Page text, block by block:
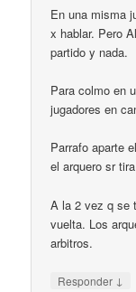
En una misma
x hablar. Pero
partido y nada.
Para colmo en
jugadores en
Parrafo aparte
el arquero sr
A la 2 vez q se
vuelta. Los
arbitros.
Responder ↓